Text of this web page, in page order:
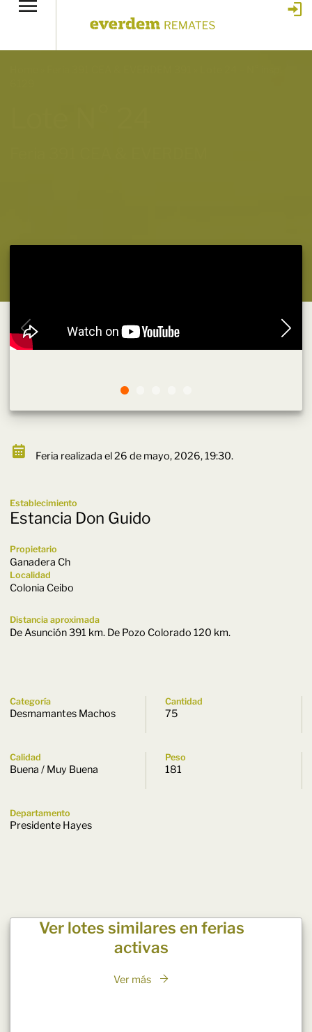
Feria realizada el 26 de mayo, 2026, 19:30.
Establecimiento
Estancia Don Guido
Propietario
Ganadera Ch
Localidad
Colonia Ceibo
Distancia aproximada
De Asunción 391 km. De Pozo Colorado 120 km.
Categoría
Desmamantes Machos
Cantidad
75
Calidad
Buena / Muy Buena
Peso
181
Departamento
Presidente Hayes
Ver lotes similares en ferias
activas
Ver más